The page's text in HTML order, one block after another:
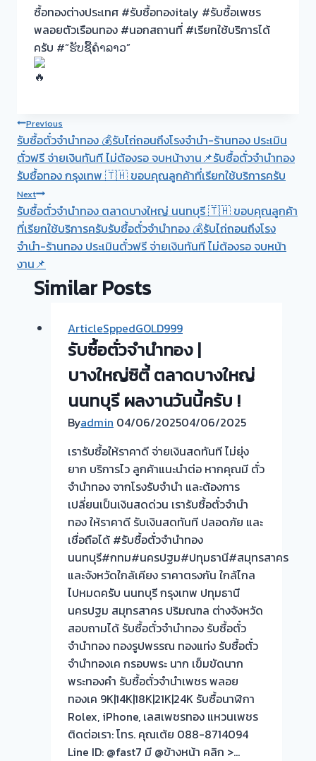
ซื้อทองต่างประเทศ #รับซื้อทองitaly #รับซื้อเพชร
พลอยตัวเรือนทอง #นอกสถานที่ #เรียกใช้บริการได้
ครับ #“ຮັບຊື້ຄຳລາວ”
Post
navigation
Previous
รับซื้อตั๋วจำนำทอง 💰รับไถ่ถอนถึงโรงจำนำ-ร้านทอง ประเมิน
ตั๋วฟรี จ่ายเงินทันที ไม่ต้องรอ จบหน้างาน📌รับซื้อตั๋วจำนำทอง
รับซื้อทอง กรุงเทพ 🇹🇭 ขอบคุณลูกค้าที่เรียกใช้บริการครับ
Next
รับซื้อตั๋วจำนำทอง ตลาดบางใหญ่ นนทบุรี 🇹🇭 ขอบคุณลูกค้า
ที่เรียกใช้บริการครับรับซื้อตั๋วจำนำทอง 💰รับไถ่ถอนถึงโรง
จำนำ-ร้านทอง ประเมินตั๋วฟรี จ่ายเงินทันที ไม่ต้องรอ จบหน้า
งาน📌
Similar Posts
ArticleSppedGOLD999
รับซื้อตั่วจำนำทอง |
บางใหญ่ซิตี้ ตลาดบางใหญ่
นนทบุรี ผลงานวันนี้ครับ !
Byadmin 04/06/202504/06/2025
เรารับซื้อให้ราคาดี จ่ายเงินสดทันที ไม่ยุ่ง
ยาก บริการไว ลูกค้าแนะนำต่อ หากคุณมี ตั๋ว
จำนำทอง จากโรงรับจำนำ และต้องการ
เปลี่ยนเป็นเงินสดด่วน เรารับซื้อตั๋วจำนำ
ทอง ให้ราคาดี รับเงินสดทันที ปลอดภัย และ
เชื่อถือได้ #รับซื้อตั๋วจำนำทอง
นนทบุรี#กทม#นครปฐม#ปทุมธานี#สมุทรสาคร
และจังหวัดใกล้เคียง ราคาตรงกัน ใกล้ไกล
ไปหมดครับ นนทบุรี กรุงเทพ ปทุมธานี
นครปฐม สมุทรสาคร ปริมณฑล ต่างจังหวัด
สอบถามได้ รับซื้อตั๋วจำนำทอง รับซื้อตั๋ว
จำนำทอง ทองรูปพรรณ ทองแท่ง รับซื้อตั๋ว
จำนำทองเค กรอบพระ นาก เข็มขัดนาก
พระทองคำ รับซื้อตั๋วจำนำเพชร พลอย
ทองเค 9K|14K|18K|21K|24K รับซื้อนาฬิกา
Rolex, iPhone, เลสเพชรทอง แหวนเพชร
ติดต่อเรา: โทร. คุณเต้ย 088-8714094
Line ID: @fast7 มี @ข้างหน้า คลิก >…